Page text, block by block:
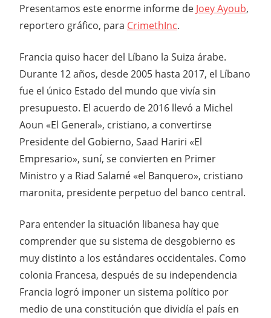
Presentamos este enorme informe de Joey Ayoub,
reportero gráfico, para CrimethInc.
Francia quiso hacer del Líbano la Suiza árabe.
Durante 12 años, desde 2005 ‎hasta 2017, el Líbano
fue el único Estado del mundo que vivía sin
presupuesto. El acuerdo de 2016 llevó a Michel
Aoun «El General», cristiano, a convertirse
Presidente del Gobierno, Saad Hariri «El
Empresario», suní, se convierten en Primer
Ministro y a Riad Salamé «el Banquero», cristiano
maronita, presidente perpetuo del banco central.
Para entender la situación libanesa hay que
comprender que su sistema de desgobierno es
muy distinto a los estándares occidentales. Como
colonia Francesa, después de su independencia
Francia logró imponer un sistema político por
medio de una constitución que dividía el país en